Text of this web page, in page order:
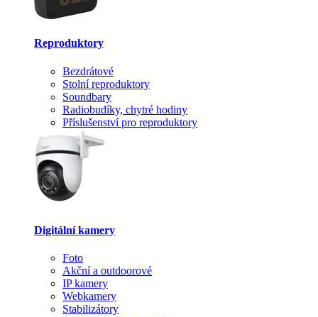
Reproduktory
Bezdrátové
Stolní reproduktory
Soundbary
Radiobudíky, chytré hodiny
Příslušenství pro reproduktory
Digitální kamery
Foto
Akční a outdoorové
IP kamery
Webkamery
Stabilizátory